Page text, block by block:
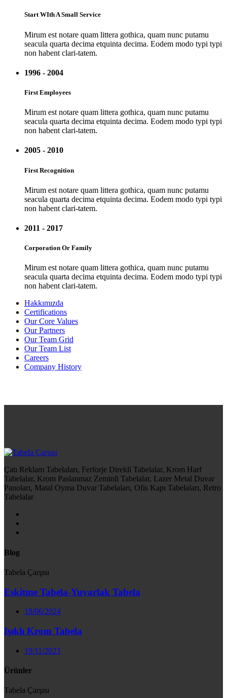
Start WIth A Small Service
Mirum est notare quam littera gothica, quam nunc putamu
seacula quarta decima etquinta decima. Eodem modo typi typi
non habent clari-tatem.
1996 - 2004
First Employees
Mirum est notare quam littera gothica, quam nunc putamu
seacula quarta decima etquinta decima. Eodem modo typi typi
non habent clari-tatem.
2005 - 2010
First Recognition
Mirum est notare quam littera gothica, quam nunc putamu
seacula quarta decima etquinta decima. Eodem modo typi typi
non habent clari-tatem.
2011 - 2017
Corporation Or Family
Mirum est notare quam littera gothica, quam nunc putamu
seacula quarta decima etquinta decima. Eodem modo typi typi
non habent clari-tatem.
Hakkımızda
Certifications
Our Core Values
Our Partners
Our Team Grid
Our Team List
Careers
Company History
Çatı Reklam Tabelaları, Ferforje Direkli Tabelalar, Krom Harf
Tabelalar, Krom Paslanmaz Zeminli Tabelalar, Lazer Metal Duvar
Panoları, Matal Oyma Duvar Tabelaları, Ofis Kapı Tabelaları, Retro
Tabelalar
Blog
Tabela Çarşısı
Eskitme Tabela-Yuvarlak Tabela
18/06/2024
Işıklı Krom Tabela
19/11/2023
Ürünler
Tabela Çarşısı